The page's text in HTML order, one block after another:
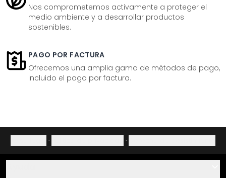
Nos comprometemos activamente a proteger el
medio ambiente y a desarrollar productos
sostenibles.
PAGO POR FACTURA
Ofrecemos una amplia gama de métodos de pago,
incluido el pago por factura.
· ·